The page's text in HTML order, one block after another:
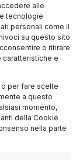
alle
tecnologie
personali come il
su questo sito
o ritirare
caratteristiche e
per fare scelte
a questo
momento,
della Cookie
nella parte